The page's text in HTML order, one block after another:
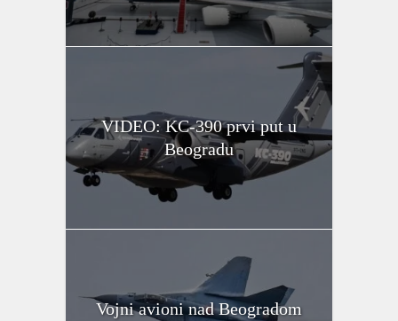
VIDEO: KC-390 prvi put u
Beogradu
Vojni avioni nad Beogradom